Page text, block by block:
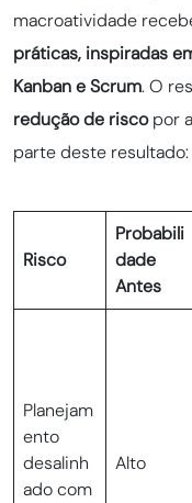
macroatividade
práticas, inspiradas
Kanban e Scrum. O
redução de riscopor
parte deste resultado:
Risco
Probabili
dade
Antes
Planejam
ento
desalinh
ado com
Alto